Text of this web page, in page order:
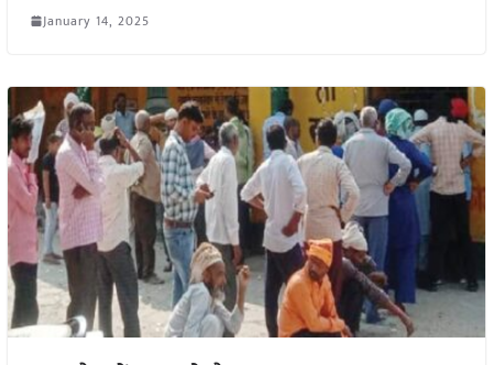
January 14, 2025